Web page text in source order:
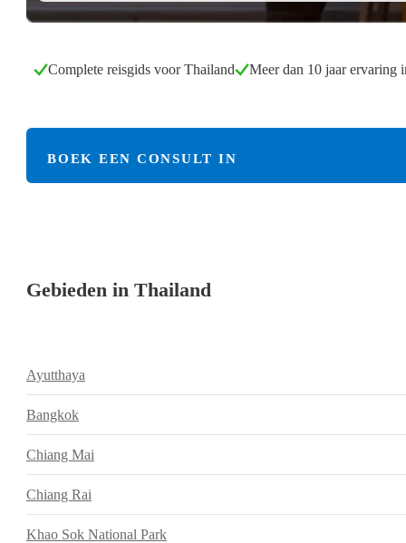
Complete reisgids voor Thailand Meer dan 10 jaar ervaring
BOEK EEN CONSULT IN
Gebieden in Thailand
Ayutthaya
Bangkok
Chiang Mai
Chiang Rai
Khao Sok National Park